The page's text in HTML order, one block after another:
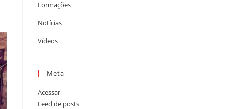
Formações
Notícias
Vídeos
Meta
Acessar
Feed de posts